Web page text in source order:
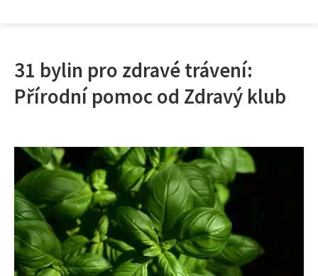
31 bylin pro zdravé trávení:
Přírodní pomoc od Zdravý klub